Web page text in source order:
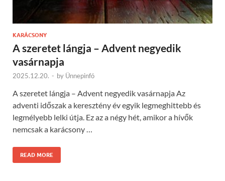
KARÁCSONY
A szeretet lángja – Advent negyedik
vasárnapja
2025.12.20. - by Ünnepinfó
A szeretet lángja – Advent negyedik vasárnapja Az
adventi időszak a keresztény év egyik legmeghittebb és
legmélyebb lelki útja. Ez az a négy hét, amikor a hívők
nemcsak a karácsony …
READ MORE